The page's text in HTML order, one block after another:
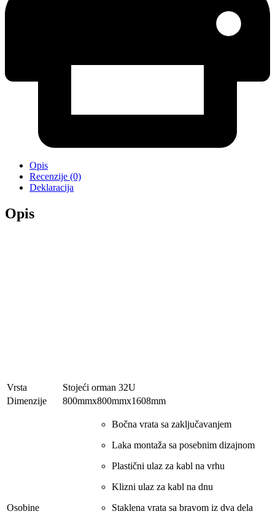
Opis
Recenzije (0)
Deklaracija
Opis
Vrsta
Stojeći orman 32U
Dimenzije
800mmx800mmx1608mm
Osobine
Bočna vrata sa zaključavanjem
Laka montaža sa posebnim dizajnom
Plastični ulaz za kabl na vrhu
Klizni ulaz za kabl na dnu
Staklena vrata sa bravom iz dva dela